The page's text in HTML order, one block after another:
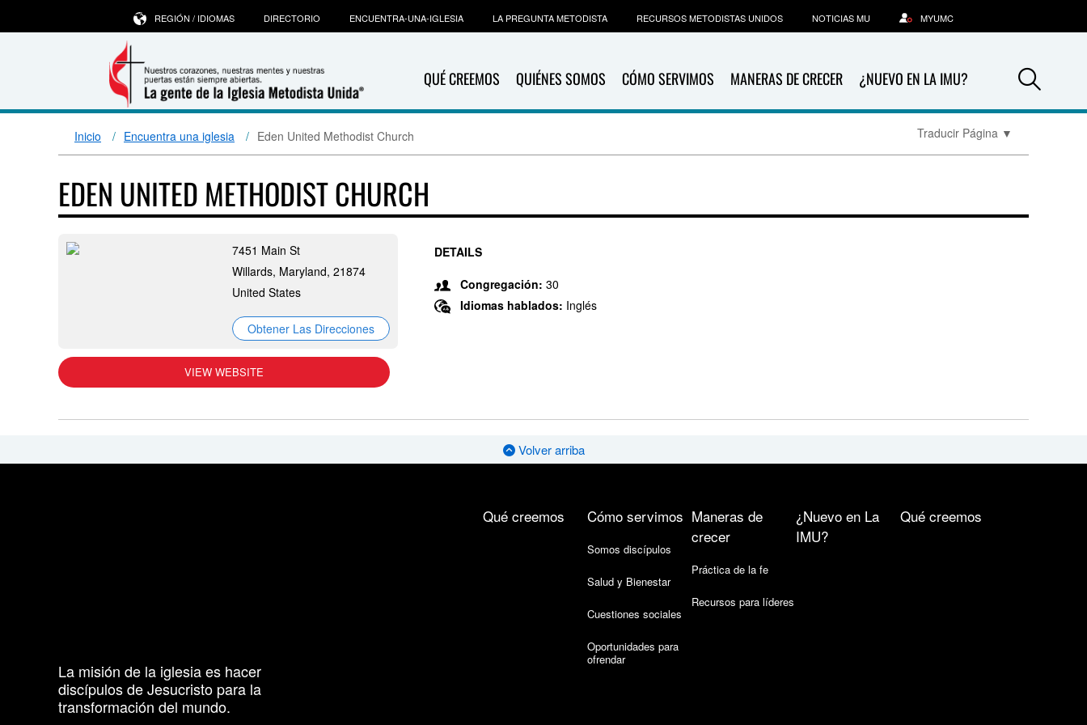
QUÉ CREEMOS QUIÉNES SOMOS CÓMO SERVIMOS MANERAS DE CRECER ¿NUEVO EN LA IMU?
REGIÓN / IDIOMAS DIRECTORIO ENCUENTRA-UNA-IGLESIA LA PREGUNTA METODISTA RECURSOS METODISTAS UNIDOS NOTICIAS MU MYUMC
Inicio Encuentra una iglesia Eden United Methodist Church Traducir Página ▼
EDEN UNITED METHODIST CHURCH
7451 Main St
Willards, Maryland, 21874
United States
Obtener Las Direcciones
VIEW WEBSITE
DETAILS
Congregación: 30
Idiomas hablados: Inglés
Volver arriba
La misión de la iglesia es hacer
discípulos de Jesucristo para la
transformación del mundo.
Qué creemos Cómo servimos
Somos discípulos
Salud y Bienestar
Cuestiones sociales
Oportunidades para
ofrendar
Maneras de
crecer
Práctica de la fe
Recursos para líderes
¿Nuevo en La
IMU?
Qué creemos